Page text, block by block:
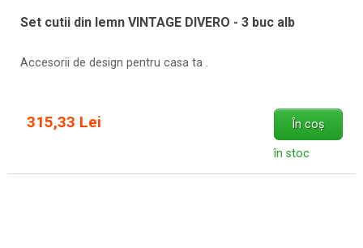
Set cutii din lemn VINTAGE DIVERO - 3 buc alb
Accesorii de design pentru casa ta .
315,33 Lei În coș
în stoc